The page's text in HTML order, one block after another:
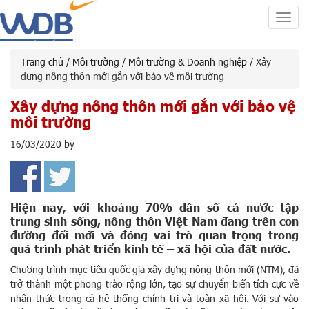
Trang chủ / Môi trường / Môi trường & Doanh nghiệp / Xây
dựng nông thôn mới gắn với bảo vệ môi trường
Xây dựng nông thôn mới gắn với bảo vệ
môi trường
16/03/2020 by
Hiện nay, với khoảng 70% dân số cả nước tập
trung sinh sống, nông thôn Việt Nam đang trên con
đường đổi mới và đóng vai trò quan trọng trong
quá trình phát triển kinh tế – xã hội của đất nước.
Chương trình mục tiêu quốc gia xây dựng nông thôn mới (NTM), đã
trở thành một phong trào rộng lớn, tạo sự chuyển biến tích cực về
nhận thức trong cả hệ thống chính trị và toàn xã hội. Với sự vào